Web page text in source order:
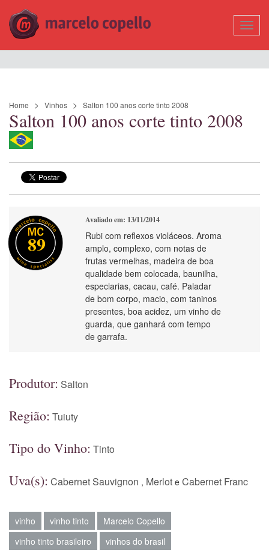
Home Vinhos Salton 100 anos corte tinto 2008
Salton 100 anos corte tinto 2008
89
Avaliado em: 13/11/2014
Rubi com reflexos violáceos. Aroma
amplo, complexo, com notas de
frutas vermelhas, madeira de boa
qualidade bem colocada, baunilha,
especiarias, cacau, café. Paladar
de bom corpo, macio, com taninos
presentes, boa acidez, um vinho de
guarda, que ganhará com tempo
de garrafa.
Produtor: Salton
Região: Tuiuty
Tipo do Vinho: Tinto
Uva(s): Cabernet Sauvignon , Merlot e Cabernet Franc
vinho vinho tinto
Marcelo Copello
vinho tinto brasileiro
vinhos do brasil